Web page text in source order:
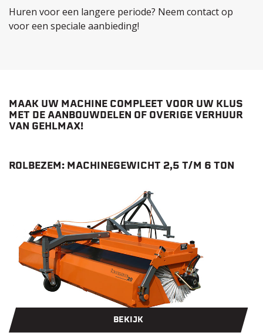
Huren voor een langere periode? Neem contact op
voor een speciale aanbieding!
MAAK UW MACHINE COMPLEET VOOR UW KLUS
MET DE AANBOUWDELEN OF OVERIGE VERHUUR
VAN GEHLMAX!
ROLBEZEM: MACHINEGEWICHT 2,5 T/M 6 TON
BEKIJK